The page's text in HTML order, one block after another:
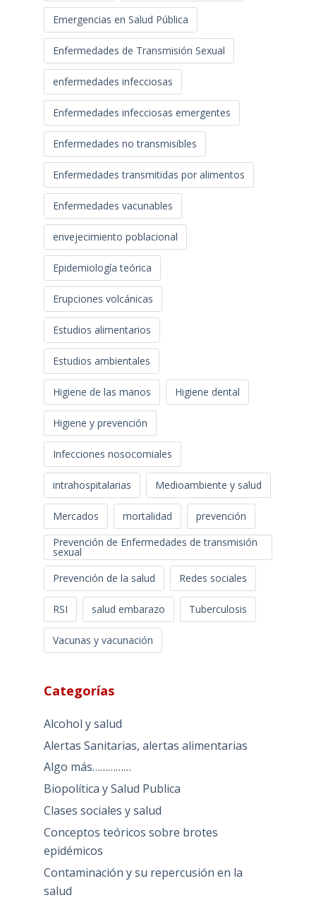
Emergencias en Salud Pública
Enfermedades de Transmisión Sexual
enfermedades infecciosas
Enfermedades infecciosas emergentes
Enfermedades no transmisibles
Enfermedades transmitidas por alimentos
Enfermedades vacunables
envejecimiento poblacional
Epidemiología teórica
Erupciones volcánicas
Estudios alimentarios
Estudios ambientales
Higiene de las manos Higiene dental
Higiene y prevención
Infecciones nosocomiales
intrahospitalarias Medioambiente y salud
Mercados mortalidad
prevención
Prevención de Enfermedades de transmisión
sexual
Prevención de la salud
Redes sociales
RSI salud embarazo Tuberculosis
Vacunas y vacunación
Categorías
Alcohol y salud
Alertas Sanitarias, alertas alimentarias
Algo más……………
Biopolítica y Salud Publica
Clases sociales y salud
Conceptos teóricos sobre brotes
epidémicos
Contaminación y su repercusión en la
salud